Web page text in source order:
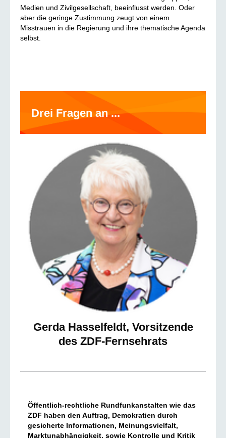
Medien und Zivilgesellschaft, beeinflusst werden. Oder
aber die geringe Zustimmung zeugt von einem
Misstrauen in die Regierung und ihre thematische Agenda
selbst.
Drei Fragen an ...
Gerda Hasselfeldt, Vorsitzende
des ZDF-Fernsehrats
Öffentlich-rechtliche Rundfunkanstalten wie das
ZDF haben den Auftrag, Demokratien durch
gesicherte Informationen, Meinungsvielfalt,
Marktunabhängigkeit, sowie Kontrolle und Kritik